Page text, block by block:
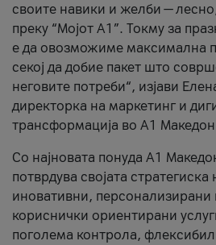
своите навики и желби —
преку “Мојот А1”. Токму за
е да овозможиме максимална
секој да добие пакет што
неговите потреби“, изјави
директорка на маркетинг и
трансформација во А1
Со најновата понуда А1
потврдува својата
иновативни, персонализирани
кориснички ориентирани
поголема контрола,